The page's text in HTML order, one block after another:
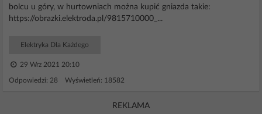
bolcu u góry, w hurtowniach można kupić gniazda takie:
https://obrazki.elektroda.pl/9815710000_...
Elektryka Dla Każdego
29 Wrz 2021 20:10
Odpowiedzi: 28 Wyświetleń: 18582
REKLAMA